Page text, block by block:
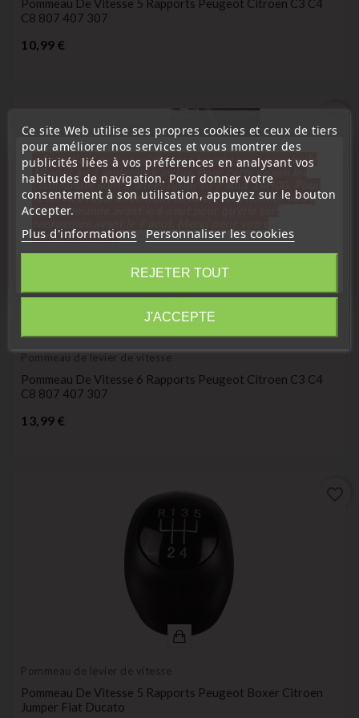
Pommeau De Vitesse 5 Rapports Peugeot Citroen C3 C4
C8 807 407 307
10,99 €
3/ 5 ) sur 1note(s)
Pommeau de levier de vitesse
Pommeau De Vitesse 6 Rapports Peugeot Citroen C3 C4
C8 807 407 307
13,99 €
Pommeau de levier de vitesse
Pommeau De Vitesse 5 Rapports Peugeot Boxer Citroen
Jumper Fiat Ducato
Ce site Web utilise ses propres cookies et ceux de tiers
pour améliorer nos services et vous montrer des
publicités liées à vos préférences en analysant vos
habitudes de navigation. Pour donner votre
consentement à son utilisation, appuyez sur le bouton
Accepter.
Plus d'informations Personnaliser les cookies
REJETER TOUT
J'ACCEPTE
« Attention, notre société sera fermée pour congés du
10 aout au 1 septembre inclus. Pour cette raison les
commandes sont traitées jusqu'au 7 aout 14H00. Pour
le service réparation nous devons réceptionner votre
télécommande avant le 6 aout pour qu'elle soit
compréhension»
Fermer
Information